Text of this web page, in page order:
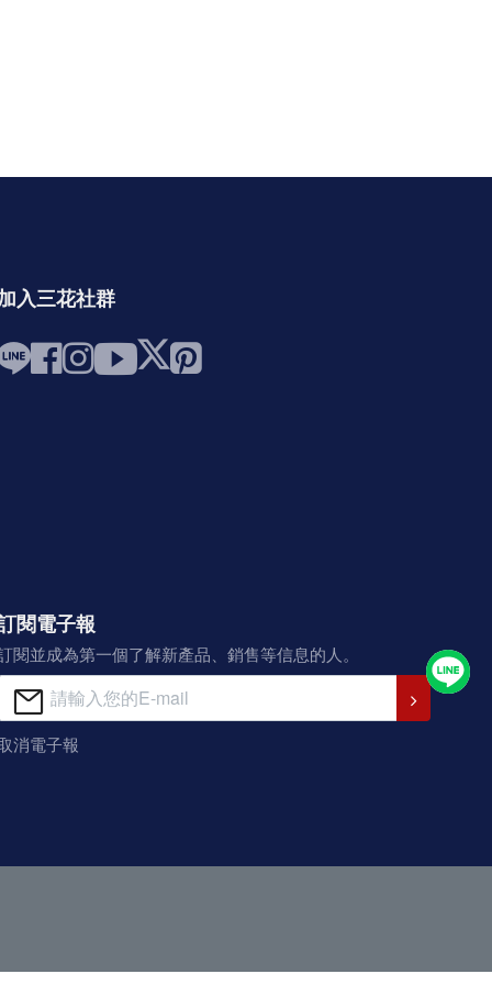
入三花社群
閱電子報
閱並成為第一個了解新產品、銷售等信息的人。
消電子報